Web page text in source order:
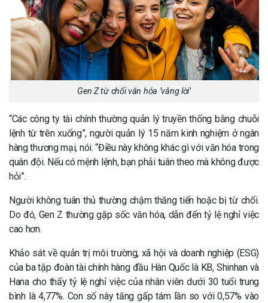
Gen Z từ chối văn hóa ‘vâng lời’
“Các công ty tài chính thường quản lý truyền thống bằng chuỗi
lệnh từ trên xuống”, người quản lý 15 năm kinh nghiệm ở ngân
hàng thương mại, nói. “Điều này không khác gì với văn hóa trong
quân đội. Nếu có mệnh lệnh, bạn phải tuân theo mà không được
hỏi”.
Người không tuân thủ thường chậm thăng tiến hoặc bị từ chối.
Do đó, Gen Z thường gặp sốc văn hóa, dẫn đến tỷ lệ nghỉ việc
cao hơn.
Khảo sát về quản trị môi trường, xã hội và doanh nghiệp (ESG)
của ba tập đoàn tài chính hàng đầu Hàn Quốc là KB, Shinhan và
Hana cho thấy tỷ lệ nghỉ việc của nhân viên dưới 30 tuổi trung
bình là 4,77%. Con số này tăng gấp tám lần so với 0,57% vào